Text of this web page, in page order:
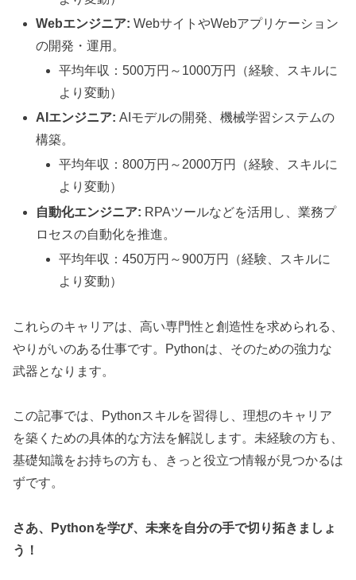
Webエンジニア: WebサイトやWebアプリケーション
の開発・運用。
平均年収：500万円～1000万円（経験、スキルに
より変動）
AIエンジニア: AIモデルの開発、機械学習システムの
構築。
平均年収：800万円～2000万円（経験、スキルに
より変動）
自動化エンジニア: RPAツールなどを活用し、業務プ
ロセスの自動化を推進。
平均年収：450万円～900万円（経験、スキルに
より変動）
これらのキャリアは、高い専門性と創造性を求められる、
やりがいのある仕事です。Pythonは、そのための強力な
武器となります。
この記事では、Pythonスキルを習得し、理想のキャリア
を築くための具体的な方法を解説します。未経験の方も、
基礎知識をお持ちの方も、きっと役立つ情報が見つかるは
ずです。
さあ、Pythonを学び、未来を自分の手で切り拓きましょ
う！